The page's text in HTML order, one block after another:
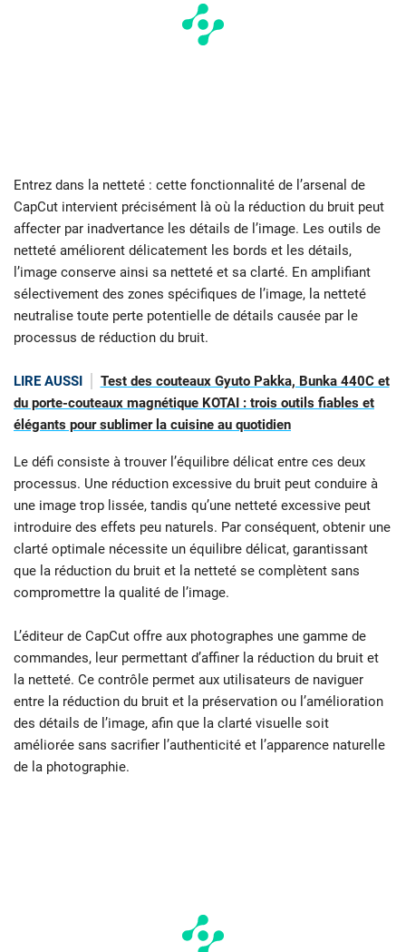
Entrez dans la netteté : cette fonctionnalité de l’arsenal de
CapCut intervient précisément là où la réduction du bruit peut
affecter par inadvertance les détails de l’image. Les outils de
netteté améliorent délicatement les bords et les détails,
l’image conserve ainsi sa netteté et sa clarté. En amplifiant
sélectivement des zones spécifiques de l’image, la netteté
neutralise toute perte potentielle de détails causée par le
processus de réduction du bruit.
LIRE AUSSI
Test des couteaux Gyuto Pakka, Bunka 440C et
du porte-couteaux magnétique KOTAI : trois outils fiables et
élégants pour sublimer la cuisine au quotidien
Le défi consiste à trouver l’équilibre délicat entre ces deux
processus. Une réduction excessive du bruit peut conduire à
une image trop lissée, tandis qu’une netteté excessive peut
introduire des effets peu naturels. Par conséquent, obtenir une
clarté optimale nécessite un équilibre délicat, garantissant
que la réduction du bruit et la netteté se complètent sans
compromettre la qualité de l’image.
L’éditeur de CapCut offre aux photographes une gamme de
commandes, leur permettant d’affiner la réduction du bruit et
la netteté. Ce contrôle permet aux utilisateurs de naviguer
entre la réduction du bruit et la préservation ou l’amélioration
des détails de l’image, afin que la clarté visuelle soit
améliorée sans sacrifier l’authenticité et l’apparence naturelle
de la photographie.